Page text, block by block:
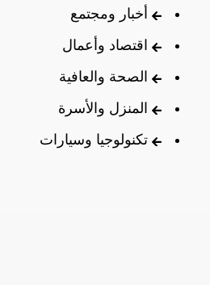
أخبار ومجتمع
اقتصاد وأعمال
الصحة والعافية
المنزل والأسرة
تكنولوجيا وسيارات